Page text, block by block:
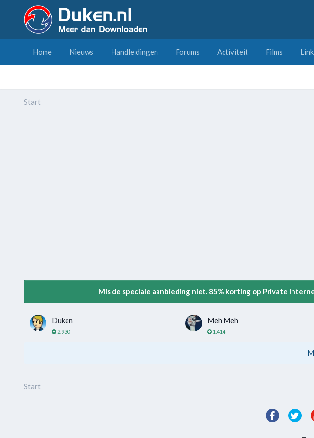
Home Nieuws Handleidingen Forums Activiteit Films
Start
Mis de speciale aanbieding niet. 85% korting op Private
Duken
2.930
Meh Meh
1.414
Start